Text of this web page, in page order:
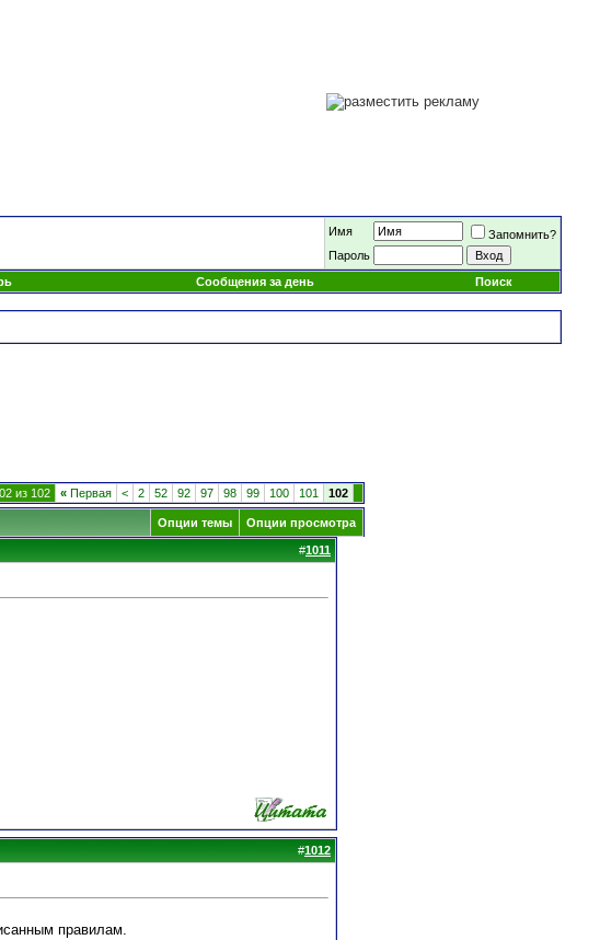
Имя
Запомнить?
Пароль
Сообщения за день Поиск
из 102 « Первая < 2 52 92 97 98 99 100 101 102
Опции темы Опции просмотра
#1011
#1012
правилам.